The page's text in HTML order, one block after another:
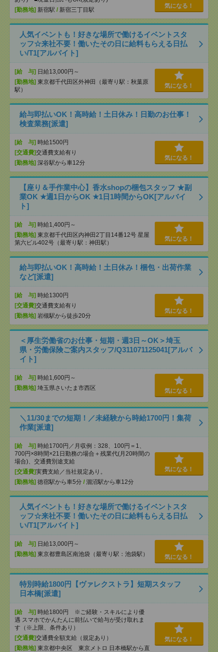
[勤務地] 新宿駅 / 新宿三丁目駅
気になる！
人気イベントも！好きな場所で働けるイベントスタ
ッフ☆来社不要！働いたその日に給料もらえる日払
い/T1[アルバイト]
[給 与] 日給13,000円～
[勤務地] 東京都千代田区外神田（最寄り駅：秋葉原
駅）
気になる！
給与即払いOK！高時給！土日休み！日勤のお仕事！
検査業務[派遣]
[給 与] 時給1500円
[交通費]交通費支給有り
[勤務地] 深谷駅から車12分
気になる！
【座り＆手作業中心】香水shopの梱包スタッフ ★副
業OK ★週1日からOK ★1日1時間からOK[アルバイ
ト]
[給 与] 時給1,400円～
[勤務地] 東京都千代田区内神田2丁目14番12号 星屋
第六ビル402号（最寄り駅：神田駅）
気になる！
給与即払いOK！高時給！土日休み！梱包・出荷作業
など[派遣]
[給 与] 時給1300円
[交通費]交通費支給有り
[勤務地] 岩槻駅から徒歩20分
気になる！
＜厚生労働省のお仕事・短期・週3日～OK＞埼玉
県・労働保険ご案内スタッフ/Q311071125041[アルバ
イト]
[給 与] 時給1,600円～
[勤務地] 埼玉県さいたま市西区 気になる！
＼11/30までの短期！／未経験から時給1700円！集荷
作業[派遣]
[給 与] 時給1700円／月収例：328、100円＝1、
700円×8時間×21日勤務の場合＋残業代(月20時間の
場合)、交通費別途支給
[交通費]実費支給／当社規定あり。
[勤務地] 徳宿駅から車5分 / 涸沼駅から車12分
気になる！
人気イベントも！好きな場所で働けるイベントスタ
ッフ☆来社不要！働いたその日に給料もらえる日払
い/T1[アルバイト]
[給 与] 日給13,000円～
[勤務地] 東京都豊島区南池袋（最寄り駅：池袋駅） 気になる！
特別時給1800円【ヴァレクストラ】短期スタッフ
日本橋[派遣]
[給 与] 時給1800円 ※ご経験・スキルにより優
遇 スマホでかんたんに前払いで給与が受け取れま
す（※上限、条件あり）
[交通費]交通費全額支給（規定あり）
[勤務地] 東京都中央区 東京メトロ 日本橋駅から直
気になる！